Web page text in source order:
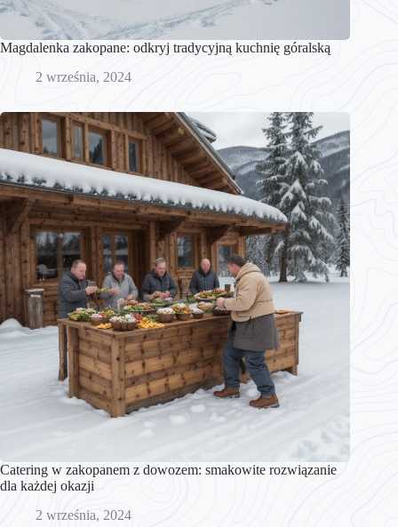
Magdalenka zakopane: odkryj tradycyjną kuchnię góralską
2 września, 2024
Catering w zakopanem z dowozem: smakowite rozwiązanie
dla każdej okazji
2 września, 2024